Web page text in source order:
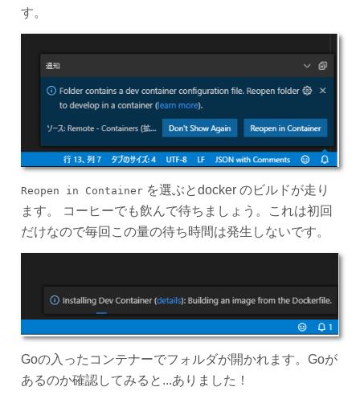
す。
Reopen in Containerを選ぶとdocker のビルドが走り
ます。 コーヒーでも飲んで待ちましょう。これは初回
だけなので毎回この量の待ち時間は発生しないです。
Goの入ったコンテナーでフォルダが開かれます。Goが
あるのか確認してみると...ありました！